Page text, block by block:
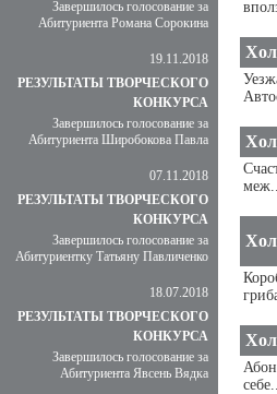
Завершилось голосование за
Абитуриента Романа Сорокина
19.11.2018
РЕЗУЛЬТАТЫ ТВОРЧЕСКОГО
КОНКУРСА
Завершилось голосование за
Абитуриента Широбокова Павла
07.11.2018
РЕЗУЛЬТАТЫ ТВОРЧЕСКОГО
КОНКУРСА
Завершилось голосование за
Абитуриентку Татьяну Павличенко
18.07.2018
РЕЗУЛЬТАТЫ ТВОРЧЕСКОГО
КОНКУРСА
Завершилось голосование за
Абитуриента Явсень Вядка